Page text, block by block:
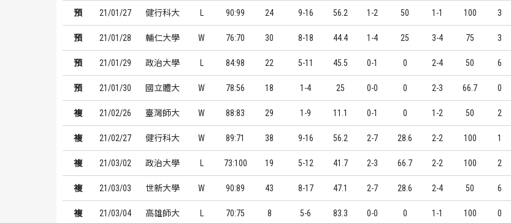
預 21/01/27 健行科大 L 90:99 24 9-16 56.2 1-2 50 1-1 100 3
預 21/01/28 輔仁大學 W 76:70 30 8-18 44.4 1-4 25 3-4 75 3
預 21/01/29 政治大學 L 84:98 22 5-11 45.5 0-1 0 2-4 50 6
預 21/01/30 國立體大 W 78:56 18 1-4 25 0-0 0 2-3 66.7 0
複 21/02/26 臺灣師大 W 88:83 29 1-9 11.1 0-1 0 1-2 50 2
複 21/02/27 健行科大 W 89:71 38 9-16 56.2 2-7 28.6 2-2 100 1
複 21/03/02 政治大學 L 73:100 19 5-12 41.7 2-3 66.7 2-2 100 2
複 21/03/03 世新大學 W 90:89 43 8-17 47.1 2-7 28.6 2-4 50 6
複 21/03/04 高雄師大 L 70:75 8 5-6 83.3 0-0 0 1-1 100 0